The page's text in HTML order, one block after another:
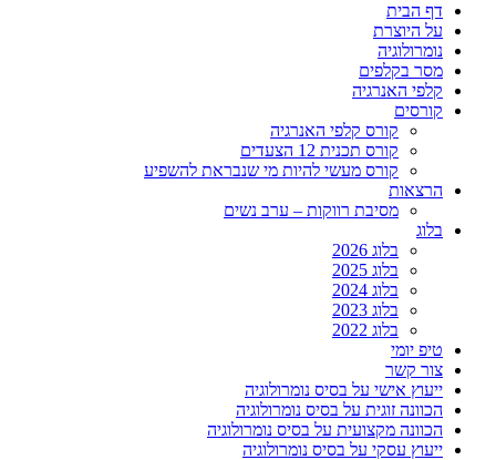
דף הבית
על היוצרת
נומרולוגיה
מסר בקלפים
קלפי האנרגיה
קורסים
קורס קלפי האנרגיה
קורס תכנית 12 הצעדים
קורס מעשי להיות מי שנבראת להשפיע
הרצאות
מסיבת רווקות – ערב נשים
בלוג
בלוג 2026
בלוג 2025
בלוג 2024
בלוג 2023
בלוג 2022
טיפ יומי
צור קשר
ייעוץ אישי על בסיס נומרולוגיה
הכוונה זוגית על בסיס נומרולוגיה
הכוונה מקצועית על בסיס נומרולוגיה
ייעוץ עסקי על בסיס נומרולוגיה